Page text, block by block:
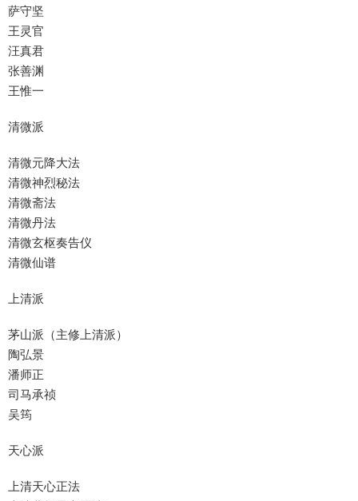
萨守坚
王灵官
汪真君
张善渊
王惟一
清微派
清微元降大法
清微神烈秘法
清微斋法
清微丹法
清微玄枢奏告仪
清微仙谱
上清派
茅山派（主修上清派）
陶弘景
潘师正
司马承祯
吴筠
天心派
上清天心正法